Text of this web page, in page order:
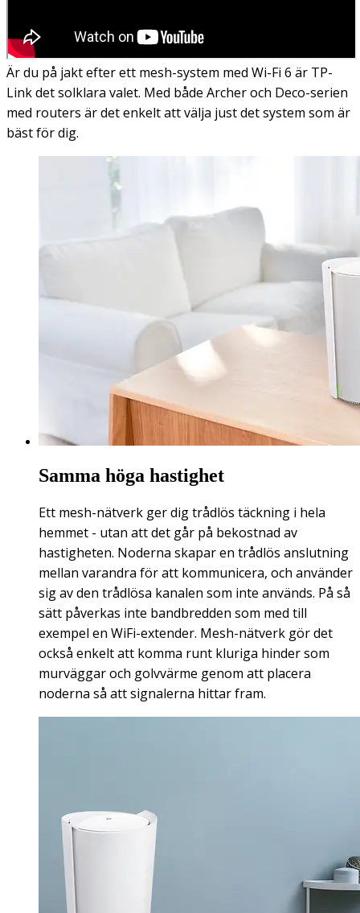
Är du på jakt efter ett mesh-system med Wi-Fi 6 är TP-
Link det solklara valet. Med både Archer och Deco-serien
med routers är det enkelt att välja just det system som är
bäst för dig.
Samma höga hastighet
Ett mesh-nätverk ger dig trådlös täckning i hela
hemmet - utan att det går på bekostnad av
hastigheten. Noderna skapar en trådlös anslutning
mellan varandra för att kommunicera, och använder
sig av den trådlösa kanalen som inte används. På så
sätt påverkas inte bandbredden som med till
exempel en WiFi-extender. Mesh-nätverk gör det
också enkelt att komma runt kluriga hinder som
murväggar och golvvärme genom att placera
noderna så att signalerna hittar fram.